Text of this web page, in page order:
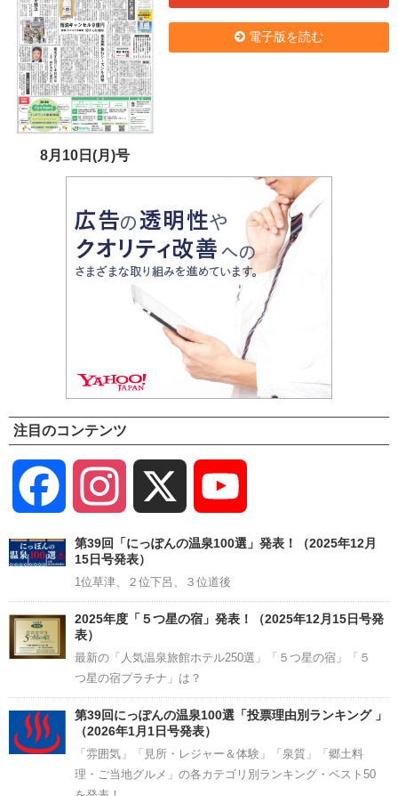
8月10日(月)号
電子版を読む
注目のコンテンツ
Facebook Instagram
Channel
第39回「にっぽんの温泉100選」発表！（2025年12月
15日号発表）
1位草津、２位下呂、３位道後
2025年度「５つ星の宿」発表！（2025年12月15日号発
表）
最新の「人気温泉旅館ホテル250選」「５つ星の宿」「５
つ星の宿プラチナ」は？
第39回にっぽんの温泉100選「投票理由別ランキング 」
（2026年1月1日号発表）
「雰囲気」「見所・レジャー＆体験」「泉質」「郷土料
理・ご当地グルメ」の各カテゴリ別ランキング・ベスト50